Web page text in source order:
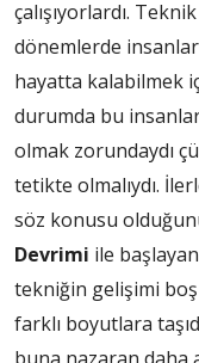
çalışıyorlardı.
dönemlerde
hayatta kalabilmek
durumda bu
olmak zorundaydı
tetikte olmalıydı.
söz konusu
Devrimi ile
tekniğin gelişimi boş
farklı boyutlara